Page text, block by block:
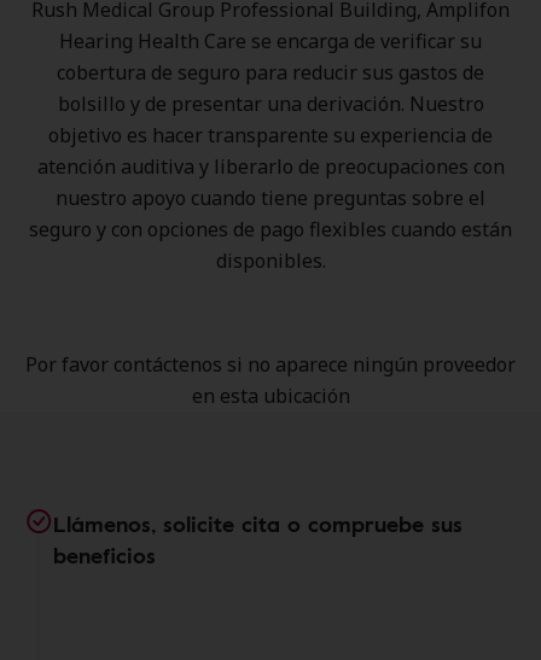
Rush Medical Group Professional Building, Amplifon
Hearing Health Care se encarga de verificar su
cobertura de seguro para reducir sus gastos de
bolsillo y de presentar una derivación. Nuestro
objetivo es hacer transparente su experiencia de
atención auditiva y liberarlo de preocupaciones con
nuestro apoyo cuando tiene preguntas sobre el
seguro y con opciones de pago flexibles cuando están
disponibles.
Por favor contáctenos si no aparece ningún proveedor
en esta ubicación
Llámenos, solicite cita o compruebe sus
beneficios